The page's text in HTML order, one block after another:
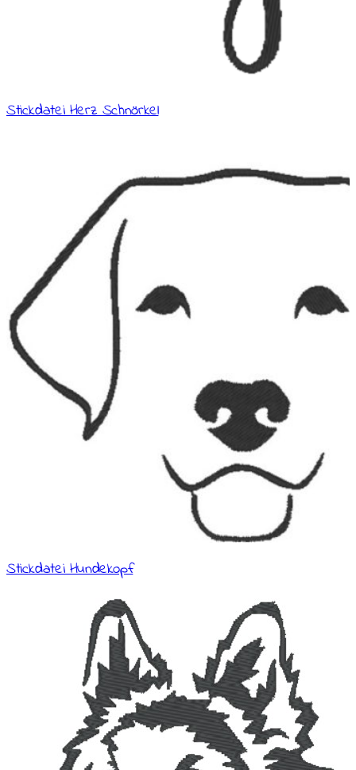
Stickdatei Herz Schnörkel
Stickdatei Hundekopf